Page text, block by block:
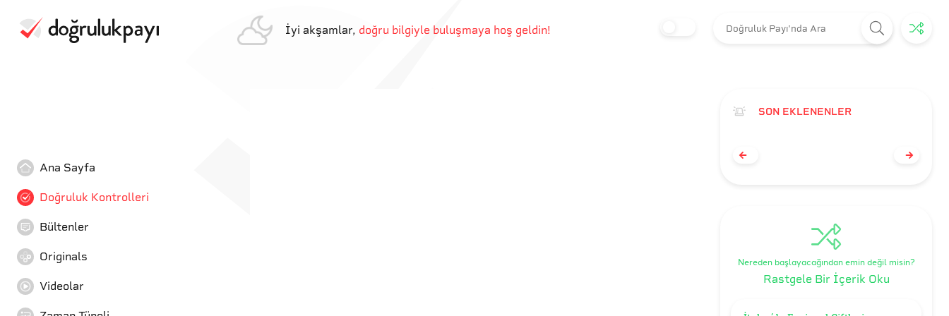
İyi akşamlar, doğru bilgiyle buluşmaya hoş geldin!
Ana Sayfa
Doğruluk Kontrolleri
Bültenler
Originals
Videolar
SON EKLENENLER
Nereden başlayacağından emin değil misin?
Rastgele Bir İçerik Oku